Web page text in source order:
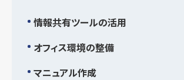
情報共有ツールの活用
オフィス環境の整備
マニュアル作成